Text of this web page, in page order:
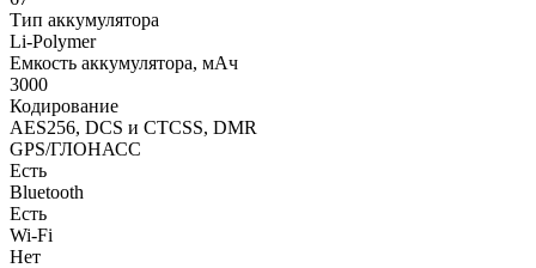
Тип аккумулятора
Li-Polymer
Емкость аккумулятора, мАч
3000
Кодирование
AES256, DCS и CTCSS, DMR
GPS/ГЛОНАСС
Есть
Bluetooth
Есть
Wi-Fi
Нет